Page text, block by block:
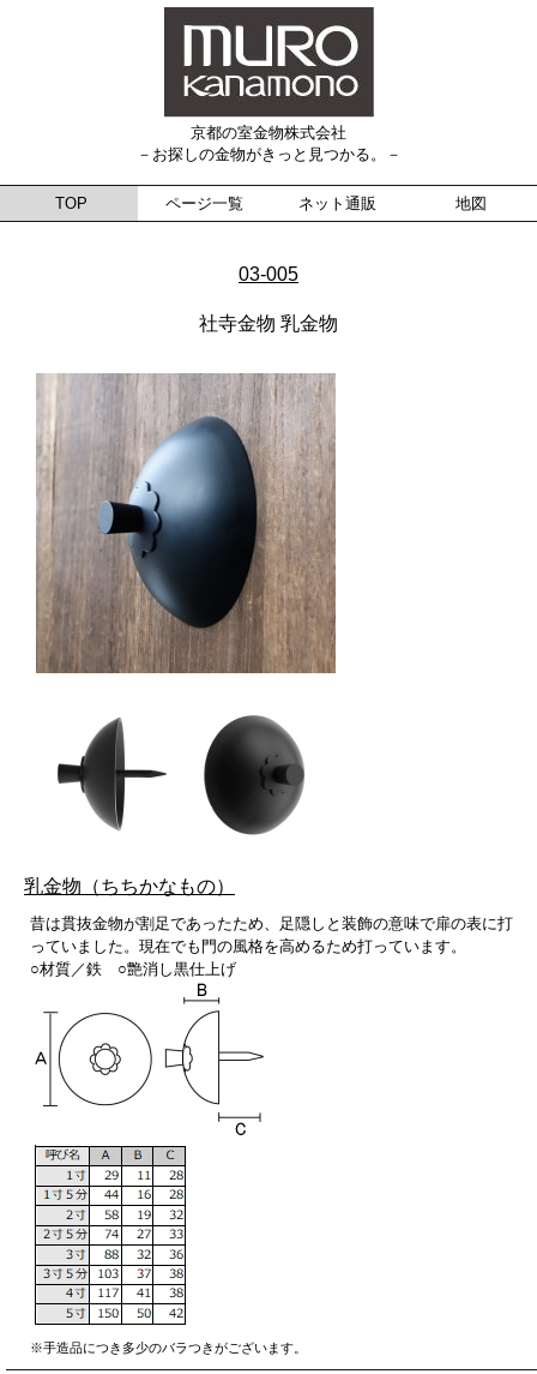
京都の室金物株式会社
－お探しの金物がきっと見つかる。－
TOP ページ一覧 ネット通販 地図
03-005
社寺金物 乳金物
乳金物（ちちかなもの）
昔は貫抜金物が割足であったため、足隠しと装飾の意味で扉の表に打
っていました。現在でも門の風格を高めるため打っています。
○材質／鉄 ○艶消し黒仕上げ
※手造品につき多少のバラつきがございます。